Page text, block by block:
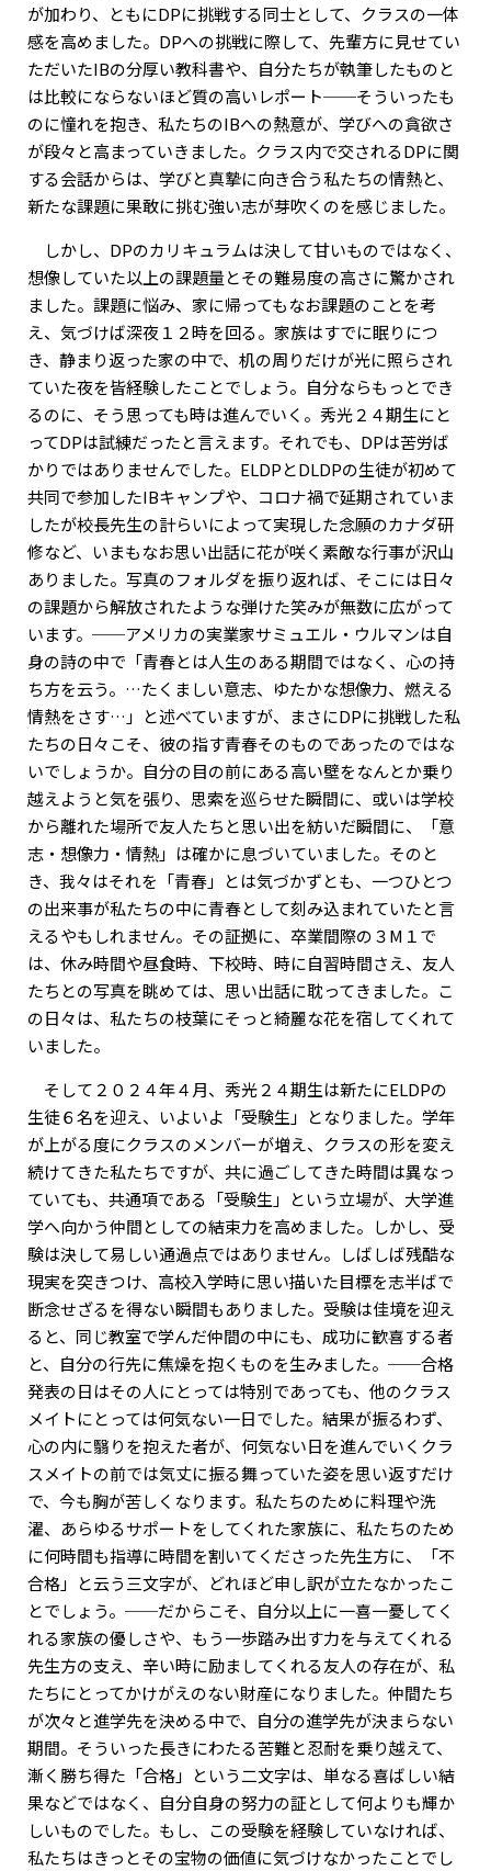
が加わり、ともにDPに挑戦する同士として、クラスの一体
感を高めました。DPへの挑戦に際して、先輩方に見せてい
ただいたIBの分厚い教科書や、自分たちが執筆したものと
は比較にならないほど質の高いレポート──そういったも
のに憧れを抱き、私たちのIBへの熱意が、学びへの貪欲さ
が段々と高まっていきました。クラス内で交されるDPに関
する会話からは、学びと真摯に向き合う私たちの情熱と、
新たな課題に果敢に挑む強い志が芽吹くのを感じました。
しかし、DPのカリキュラムは決して甘いものではなく、
想像していた以上の課題量とその難易度の高さに驚かされ
ました。課題に悩み、家に帰ってもなお課題のことを考
え、気づけば深夜１２時を回る。家族はすでに眠りにつ
き、静まり返った家の中で、机の周りだけが光に照らされ
ていた夜を皆経験したことでしょう。自分ならもっとでき
るのに、そう思っても時は進んでいく。秀光２４期生にと
ってDPは試練だったと言えます。それでも、DPは苦労ば
かりではありませんでした。ELDPとDLDPの生徒が初めて
共同で参加したIBキャンプや、コロナ禍で延期されていま
したが校長先生の計らいによって実現した念願のカナダ研
修など、いまもなお思い出話に花が咲く素敵な行事が沢山
ありました。写真のフォルダを振り返れば、そこには日々
の課題から解放されたような弾けた笑みが無数に広がって
います。──アメリカの実業家サミュエル・ウルマンは自
身の詩の中で「青春とは人生のある期間ではなく、心の持
ち方を云う。…たくましい意志、ゆたかな想像力、燃える
情熱をさす…」と述べていますが、まさにDPに挑戦した私
たちの日々こそ、彼の指す青春そのものであったのではな
いでしょうか。自分の目の前にある高い壁をなんとか乗り
越えようと気を張り、思索を巡らせた瞬間に、或いは学校
から離れた場所で友人たちと思い出を紡いだ瞬間に、「意
志・想像力・情熱」は確かに息づいていました。そのと
き、我々はそれを「青春」とは気づかずとも、一つひとつ
の出来事が私たちの中に青春として刻み込まれていたと言
えるやもしれません。その証拠に、卒業間際の３M１で
は、休み時間や昼食時、下校時、時に自習時間さえ、友人
たちとの写真を眺めては、思い出話に耽ってきました。こ
の日々は、私たちの枝葉にそっと綺麗な花を宿してくれて
いました。
そして２０２４年４月、秀光２４期生は新たにELDPの
生徒６名を迎え、いよいよ「受験生」となりました。学年
が上がる度にクラスのメンバーが増え、クラスの形を変え
続けてきた私たちですが、共に過ごしてきた時間は異なっ
ていても、共通項である「受験生」という立場が、大学進
学へ向かう仲間としての結束力を高めました。しかし、受
験は決して易しい通過点ではありません。しばしば残酷な
現実を突きつけ、高校入学時に思い描いた目標を志半ばで
断念せざるを得ない瞬間もありました。受験は佳境を迎え
ると、同じ教室で学んだ仲間の中にも、成功に歓喜する者
と、自分の行先に焦燥を抱くものを生みました。──合格
発表の日はその人にとっては特別であっても、他のクラス
メイトにとっては何気ない一日でした。結果が振るわず、
心の内に翳りを抱えた者が、何気ない日を進んでいくクラ
スメイトの前では気丈に振る舞っていた姿を思い返すだけ
で、今も胸が苦しくなります。私たちのために料理や洗
濯、あらゆるサポートをしてくれた家族に、私たちのため
に何時間も指導に時間を割いてくださった先生方に、「不
合格」と云う三文字が、どれほど申し訳が立たなかったこ
とでしょう。──だからこそ、自分以上に一喜一憂してく
れる家族の優しさや、もう一歩踏み出す力を与えてくれる
先生方の支え、辛い時に励ましてくれる友人の存在が、私
たちにとってかけがえのない財産になりました。仲間たち
が次々と進学先を決める中で、自分の進学先が決まらない
期間。そういった長きにわたる苦難と忍耐を乗り越えて、
漸く勝ち得た「合格」という二文字は、単なる喜ばしい結
果などではなく、自分自身の努力の証として何よりも輝か
しいものでした。もし、この受験を経験していなければ、
私たちはきっとその宝物の価値に気づけなかったことでし